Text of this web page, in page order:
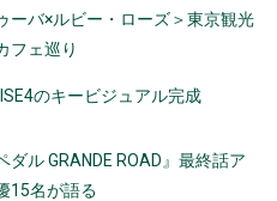
ーバ×ルビー・ローズ＞東京観光
フェ巡り
のキービジュアル完成
ダル GRANDE ROAD』最終話ア
15名が語る